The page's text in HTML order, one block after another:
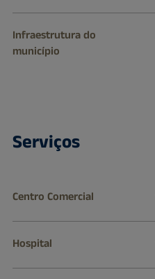
Infraestrutura do
município
Serviços
Centro Comercial
Hospital